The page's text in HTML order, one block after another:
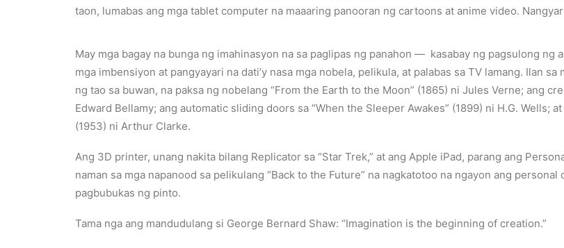
taon, lumabas ang mga tablet computer na maaaring panooran ng cartoons at anime video.
May mga bagay na bunga ng imahinasyon na sa paglipas ng panahon — kasabay ng pagsulong ng
mga imbensiyon at pangyayari na dati’y nasa mga nobela, pelikula, at palabas sa TV lamang. Ilan
ng tao sa buwan, na paksa ng nobelang “From the Earth to the Moon” (1865) ni Jules Verne; ang
Edward Bellamy; ang automatic sliding doors sa “When the Sleeper Awakes” (1899) ni H.G. Wells;
(1953) ni Arthur Clarke.
Ang 3D printer, unang nakita bilang Replicator sa “Star Trek,” at ang Apple iPad, parang ang
naman sa mga napanood sa pelikulang “Back to the Future” na nagkatotoo na ngayon ang
pagbubukas ng pinto.
Tama nga ang mandudulang si George Bernard Shaw: “Imagination is the beginning of creation.”